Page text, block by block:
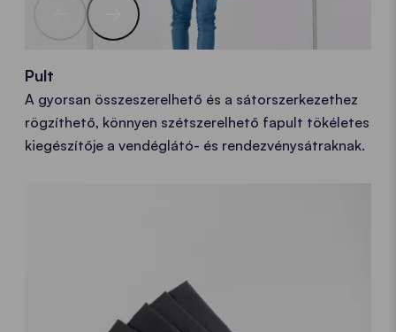
Pult
A gyorsan összeszerelhető és a sátorszerkezethez
rögzíthető, könnyen szétszerelhető fapult tökéletes
kiegészítője a vendéglátó- és rendezvénysátraknak.